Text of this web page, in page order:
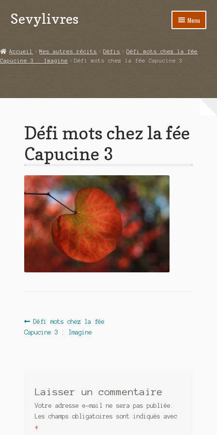
Aller
Aller
au
Sevylivres Menu
A l’abri de la différence trilogie
Au nom de la justice
Boutique
Commande
Contact
De(s)tracteur réduit au silence
La clé du bonheur
Marre des adultes
Mes romans
Accueil Mes autres récits Défis
Défi mots chez la fée
Capucine 3 : Imagine
Défi mots chez la fée Capucine 3
Défi mots chez la fée
Capucine 3
Navigation
de
Article
précédent :
Défi mots chez la fée
Capucine 3 : Imagine
Laisser un commentaire
Votre adresse e-mail ne sera pas publiée.
Les champs obligatoires sont indiqués avec
*